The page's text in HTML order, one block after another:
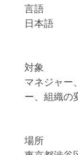
言語
日本語
対象
マネジャー
ー、組織の
場所